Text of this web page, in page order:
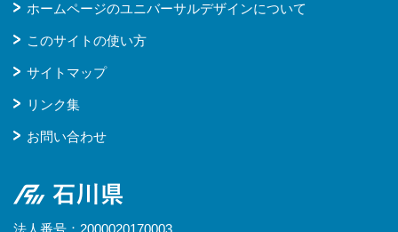
ホームページのユニバーサルデザインについて
このサイトの使い方
サイトマップ
リンク集
お問い合わせ
石川県
法人番号：2000020170003